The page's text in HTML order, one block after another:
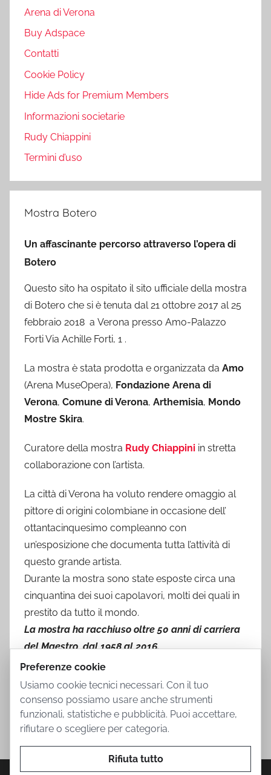
Arena di Verona
Buy Adspace
Contatti
Cookie Policy
Hide Ads for Premium Members
Informazioni societarie
Rudy Chiappini
Termini d’uso
Mostra Botero
Un affascinante percorso attraverso l’opera di
Botero
Questo sito ha ospitato il sito ufficiale della mostra
di Botero che si è tenuta dal 21 ottobre 2017 al 25
febbraio 2018 a Verona presso Amo-Palazzo
Forti Via Achille Forti, 1 .
La mostra è stata prodotta e organizzata da Amo
(Arena MuseOpera), Fondazione Arena di
Verona, Comune di Verona, Arthemisia, Mondo
Mostre Skira.
Curatore della mostra Rudy Chiappini in stretta
collaborazione con l’artista.
La città di Verona ha voluto rendere omaggio al
pittore di origini colombiane in occasione dell’
ottantacinquesimo compleanno con
un’esposizione che documenta tutta l’attività di
questo grande artista.
Durante la mostra sono state esposte circa una
cinquantina dei suoi capolavori, molti dei quali in
prestito da tutto il mondo.
La mostra ha racchiuso oltre 50 anni di carriera
del Maestro, dal 1958 al 2016.
Preferenze cookie
Usiamo cookie tecnici necessari. Con il tuo
consenso possiamo usare anche strumenti
funzionali, statistiche e pubblicità. Puoi accettare,
rifiutare o scegliere per categoria.
Rifiuta tutto